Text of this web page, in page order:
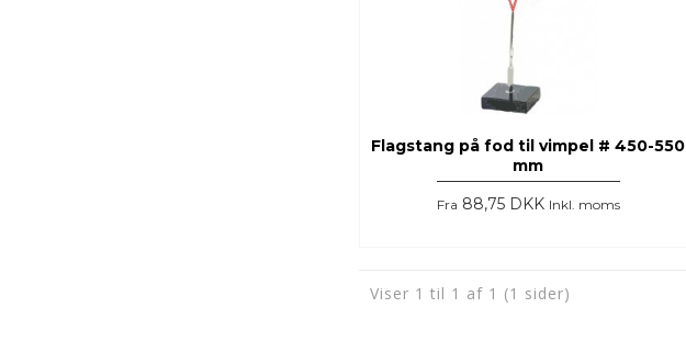
Flagstang på fod til vimpel # 450-550
mm
Fra 88,75 DKK Inkl. moms
Viser 1 til 1 af 1 (1 sider)